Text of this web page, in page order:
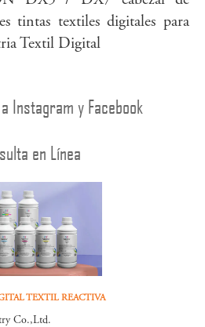
tintas textiles digitales para
Textil Digital
Instagram y Facebook
en Línea
TEXTIL REACTIVA
Co.,Ltd.